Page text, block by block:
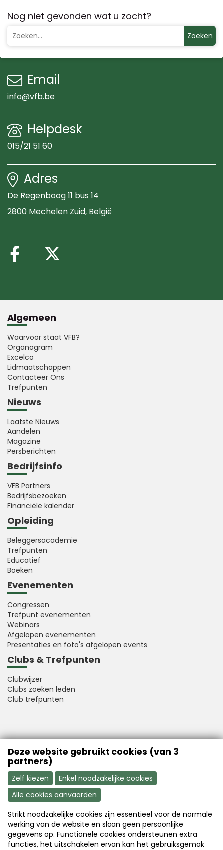
Nog niet gevonden wat u zocht?
Zoeken
Email
info@vfb.be
Helpdesk
015/21 51 60
Adres
De Regenboog 11 bus 14
2800 Mechelen Zuid, België
Volg ons op Facebook
Algemeen
Waarvoor staat VFB?
Organogram
Excelco
Lidmaatschappen
Contacteer Ons
Trefpunten
Nieuws
Laatste Nieuws
Aandelen
Magazine
Persberichten
Bedrijfsinfo
VFB Partners
Bedrijfsbezoeken
Financiële kalender
Opleiding
Beleggersacademie
Trefpunten
Educatief
Boeken
Evenementen
Congressen
Trefpunt evenementen
Webinars
Afgelopen evenementen
Presentaties en foto's afgelopen events
Clubs & Trefpunten
Clubwijzer
Clubs zoeken leden
Club trefpunten
VFB is a member of Better Finance
Aanmelden Word nu lid
Deze website gebruikt cookies (van 3
partners)
Zelf kiezen
Enkel noodzakelijke cookies
Alle cookies aanvaarden
Strikt noodzakelijke cookies zijn essentieel voor de normale
werking van de website en slaan geen persoonlijke
gegevens op. Functionele cookies ondersteunen extra
functies, het uitschakelen ervan kan het gebruiksgemak